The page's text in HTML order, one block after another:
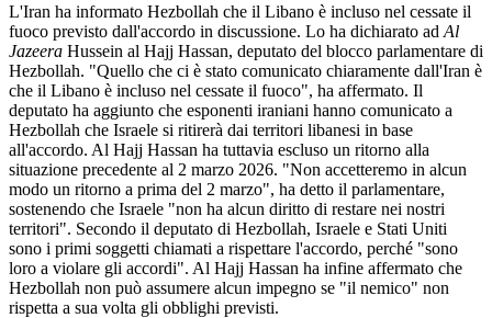
L'Iran ha informato Hezbollah che il Libano è incluso nel cessate il
fuoco previsto dall'accordo in discussione. Lo ha dichiarato ad Al
Jazeera Hussein al Hajj Hassan, deputato del blocco parlamentare di
Hezbollah. "Quello che ci è stato comunicato chiaramente dall'Iran è
che il Libano è incluso nel cessate il fuoco", ha affermato. Il
deputato ha aggiunto che esponenti iraniani hanno comunicato a
Hezbollah che Israele si ritirerà dai territori libanesi in base
all'accordo. Al Hajj Hassan ha tuttavia escluso un ritorno alla
situazione precedente al 2 marzo 2026. "Non accetteremo in alcun
modo un ritorno a prima del 2 marzo", ha detto il parlamentare,
sostenendo che Israele "non ha alcun diritto di restare nei nostri
territori". Secondo il deputato di Hezbollah, Israele e Stati Uniti
sono i primi soggetti chiamati a rispettare l'accordo, perché "sono
loro a violare gli accordi". Al Hajj Hassan ha infine affermato che
Hezbollah non può assumere alcun impegno se "il nemico" non
rispetta a sua volta gli obblighi previsti.